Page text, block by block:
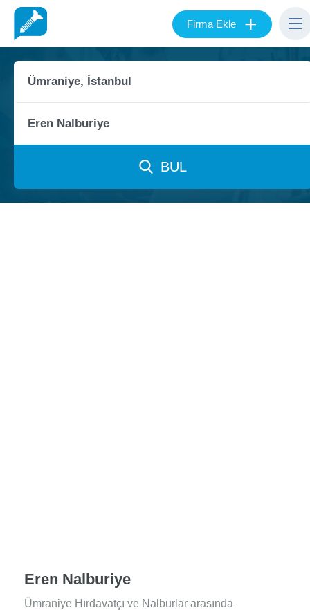
Firma Ekle +
BUL
Eren Nalburiye
Ümraniye Hırdavatçı ve Nalburlar arasında